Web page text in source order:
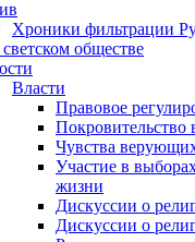
Хроники фильтрации
обществе
Власти
Правовое
Покровительство
Чувства
Участие в
жизни
Дискуссии о
Дискуссии о